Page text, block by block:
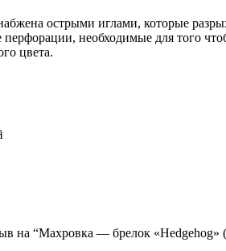
острыми иглами, которые
перфорации, необходимые для того
цвета.
на “Махровка — брелок «Hedgehog»